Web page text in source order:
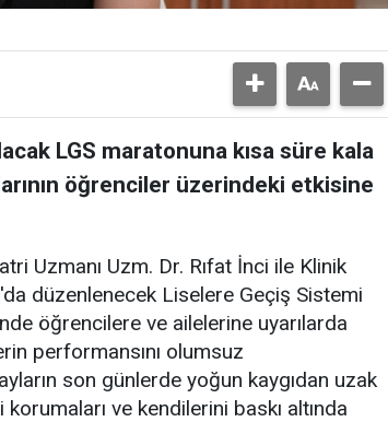
LGS maratonuna kısa süre kala
öğrenciler üzerindeki etkisine
Uzmanı Uzm. Dr. Rıfat İnci ile Klinik
düzenlenecek Liselere Geçiş Sistemi
öğrencilere ve ailelerine uyarılarda
performansını olumsuz
son günlerde yoğun kaygıdan uzak
ve kendilerini baskı altında